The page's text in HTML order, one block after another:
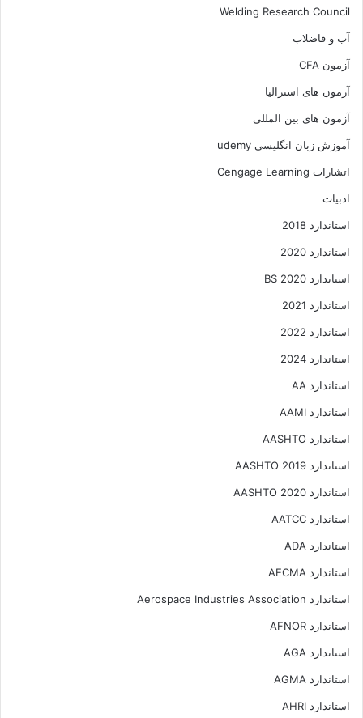
Welding Research Council
آب و فاضلاب
آزمون CFA
آزمون های استرالیا
آزمون های بین المللی
آموزش زبان انگلیسی udemy
اتشارات Cengage Learning
ادبیات
استاندارد 2018
استاندارد 2020
استاندارد 2020 BS
استاندارد 2021
استاندارد 2022
استاندارد 2024
استاندارد AA
استاندارد AAMI
استاندارد AASHTO
استاندارد AASHTO 2019
استاندارد AASHTO 2020
استاندارد AATCC
استاندارد ADA
استاندارد AECMA
استاندارد Aerospace Industries Association
استاندارد AFNOR
استاندارد AGA
استاندارد AGMA
استاندارد AHRI